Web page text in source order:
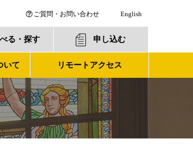
ご質問・お問い合わせ English
る・探す 申し込む
いて リモートアクセス